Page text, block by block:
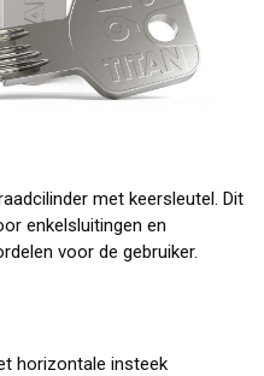
met keersleutel. Dit
enkelsluitingen en
voor de gebruiker.
horizontale insteek